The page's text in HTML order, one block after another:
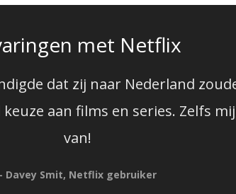
met Netflix
dat zij naar Nederland
aan films en series. Zelfs
van!
- Davey Smit, Netflix gebruiker